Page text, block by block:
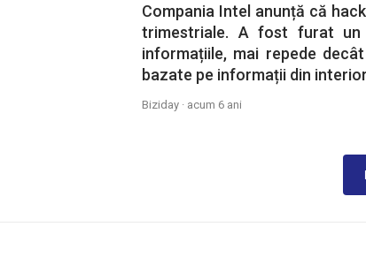
Compania Intel anunță că
trimestriale. A fost furat
informațiile, mai repede
bazate pe informații din
Biziday · acum 6 ani